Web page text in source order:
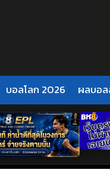
บอลโลก 2026 ผลบอ